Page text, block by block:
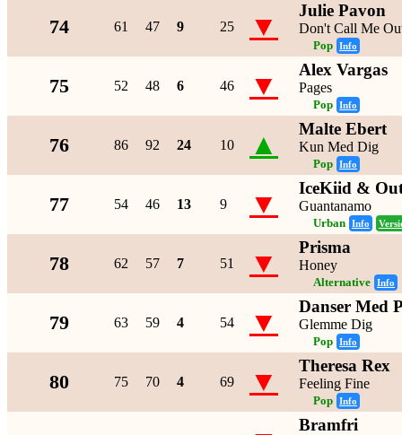
74 61 47 9 25 ▼ Julie Pavon
Don't Call Me
Pop Info
75 52 48 6 46 ▼ Alex Vargas
Pages
Pop Info
76 86 92 24 10 ▲ Malte Ebert
Kun Med Dig
Pop Info
77 54 46 13 9 ▼ IceKiid &
Guantanamo
Urban Info
78 62 57 7 51 ▼ Prisma
Honey
Alternative Info
79 63 59 4 54 ▼ Danser Med
Glemme Dig
Pop Info
80 75 70 4 69 ▼ Theresa Rex
Feeling Fine
Pop Info
Bramfri